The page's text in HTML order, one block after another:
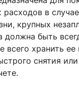
расходов в
крупных
должна быть
хранить ее
снятия